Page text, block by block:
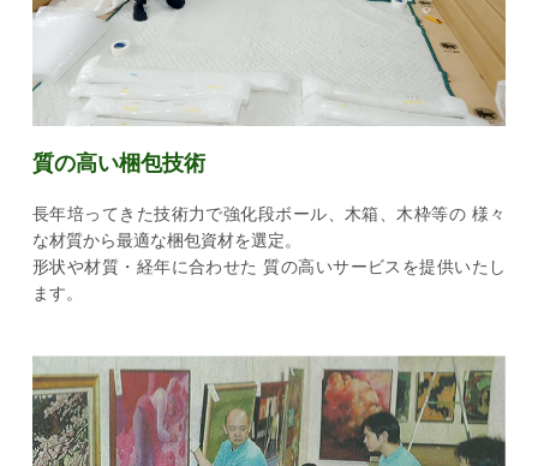
質の高い梱包技術
長年培ってきた技術力で強化段ボール、木箱、木枠等の 様々
な材質から最適な梱包資材を選定。
形状や材質・経年に合わせた 質の高いサービスを提供いたし
ます。